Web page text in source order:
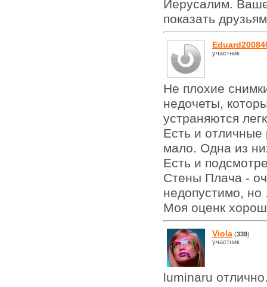
Иерусалим.
показать
участник
Не плохие
недочеты,
устраняются
Есть и отличные
мало. Одна из
Есть и
Стены Плача -
недопустимо,
Моя оценк
Viola (339)
участник
luminaru